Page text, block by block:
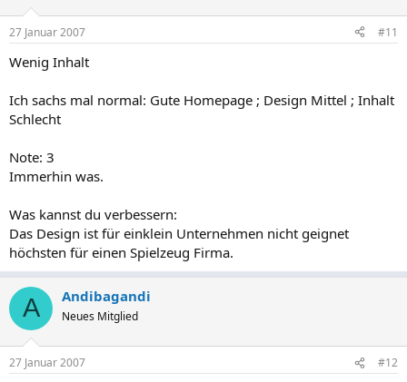
27 Januar 2007 #11
Wenig Inhalt
Ich sachs mal normal: Gute Homepage ; Design Mittel ; Inhalt
Schlecht
Note: 3
Immerhin was.
Was kannst du verbessern:
Das Design ist für einklein Unternehmen nicht geignet
höchsten für einen Spielzeug Firma.
A Andibagandi
Neues Mitglied
27 Januar 2007 #12